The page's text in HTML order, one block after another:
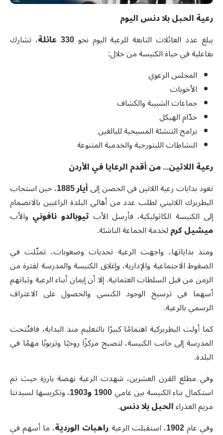
رعية الحبل بلا دنس اليوم
يبلغ عدد العائلات التابعة للرعية اليوم نحو330 عائلة، تشارك
بفاعلية في حياة الكنيسة من خلال:
المجلس الرعوي
الأخويات
جماعات الشبيبة والكشاف
خدّام الهيكل
برامج التنشئة المسيحية للبالغين
النشاطات الليتورجية والخدمية المتنوعة
رعية اللاتين... من أقدم الرعايا في الأردن
تعود بدايات رعية اللاتين في الحصن إلىأيار 1885
، حين استجاب
البطريرك اللاتيني لطلب عدد من أهالي البلدة الراغبين بالانضمام
إلى الكنيسة الكاثوليكية، فأرسل الأب تيوبالدو نافوني والأب
ميشيل كرملخدمة الجماعة الناشئة.
ومنذ بداياتها، واجهت الرعية تحديات وصعوبات، تمثّلت في
الضغوط الاجتماعية والإدارية، وإغلاق الكنيسة والمدرسة لفترة من
الزمن من قبل السلطات العثمانية. إلا أن إيمان أبناء الرعية وثباتهم
أسهما في ترسيخ الوجود الكنسي والحصول على الاعتراف
الرسمي بالرعية.
كما أولت البطريركية اهتمامًا كبيرًا بالتعليم منذ البداية، فافتُتحت
المدرسة إلى جانب الكنيسة، لتصبح مركزًا روحيًا وتربويًا مهمًا في
البلدة.
وفي مطلع القرن العشرين، شهدت الرعية نهضة بارزة حيث تم
استكمال بناء الكنيسة بين عامي1900و1903
، وتكريسها لسيدتنا
مريم العذراءالحبل بلا دنس.
وفي عام1902، استقبلت الرعيةراهبات الوردية، ما أسهم في